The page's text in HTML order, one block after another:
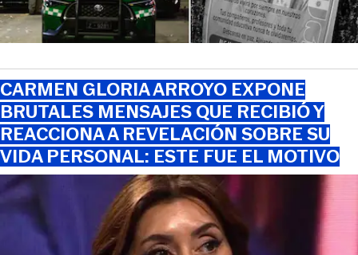
CARMEN GLORIA ARROYO EXPONE
BRUTALES MENSAJES QUE RECIBIÓ Y
REACCIONA A REVELACIÓN SOBRE SU
VIDA PERSONAL: ESTE FUE EL MOTIVO